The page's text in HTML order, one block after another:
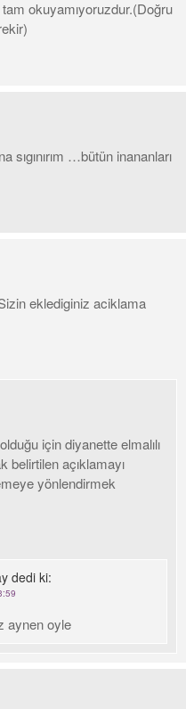
okuyamıyoruzdur.(Doğru
sıgınırım …bütün inananları
eklediginiz aciklama
için diyanette elmalılı
belirtilen açıklamayı
yönlendirmek
dedi ki:
aynen oyle